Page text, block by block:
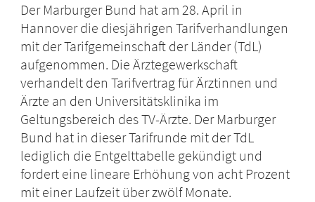
Der Marburger Bund hat am 28. April in
Hannover die diesjährigen Tarifverhandlungen
mit der Tarifgemeinschaft der Länder (TdL)
aufgenommen. Die Ärztegewerkschaft
verhandelt den Tarifvertrag für Ärztinnen und
Ärzte an den Universitätsklinika im
Geltungsbereich des TV-Ärzte. Der Marburger
Bund hat in dieser Tarifrunde mit der TdL
lediglich die Entgelttabelle gekündigt und
fordert eine lineare Erhöhung von acht Prozent
mit einer Laufzeit über zwölf Monate.